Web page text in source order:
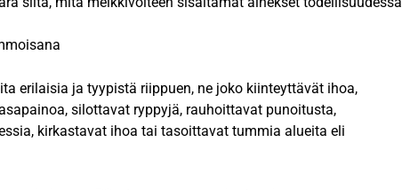
erilaisia ja tyypistä riippuen, ne joko kiinteyttävät ihoa,
silottavat ryppyjä, rauhoittavat punoitusta,
kirkastavat ihoa tai tasoittavat tummia alueita eli